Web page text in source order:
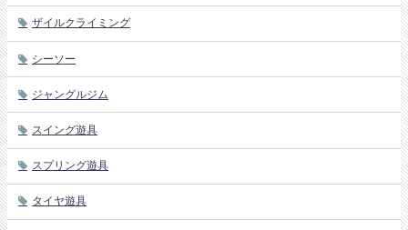
ザイルクライミング
シーソー
ジャングルジム
スイング遊具
スプリング遊具
タイヤ遊具